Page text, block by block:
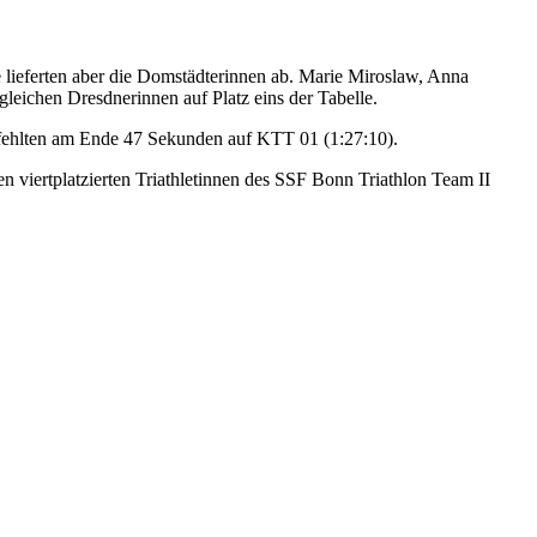
aber die Domstädterinnen ab. Marie Miroslaw, Anna
Dresdnerinnen auf Platz eins der Tabelle.
am Ende 47 Sekunden auf KTT 01 (1:27:10).
viertplatzierten Triathletinnen des SSF Bonn Triathlon Team II